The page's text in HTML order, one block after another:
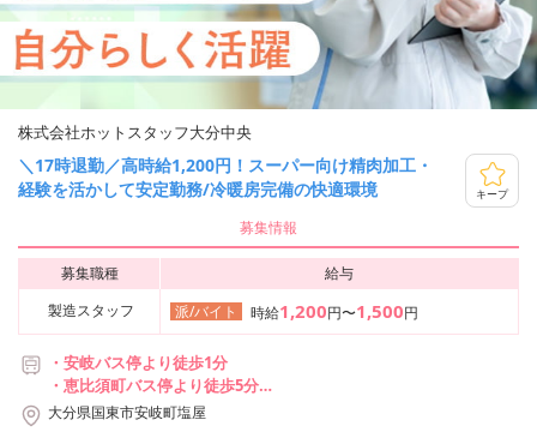
株式会社ホットスタッフ大分中央
＼17時退勤／高時給1,200円！スーパー向け精肉加工・
経験を活かして安定勤務/冷暖房完備の快適環境
キープ
募集情報
募集職種
給与
製造スタッフ
派/バイト 時給1,200円〜1,500円
・安岐バス停より徒歩1分
・恵比須町バス停より徒歩5分
・塩屋バス停より徒歩8分
大分県国東市安岐町塩屋